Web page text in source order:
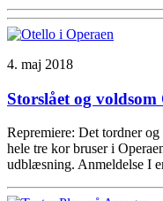
4. maj 2018
Storslået og
Repremiere: Det tordner
hele tre kor bruser i
udblæsning. Anmeldelse I